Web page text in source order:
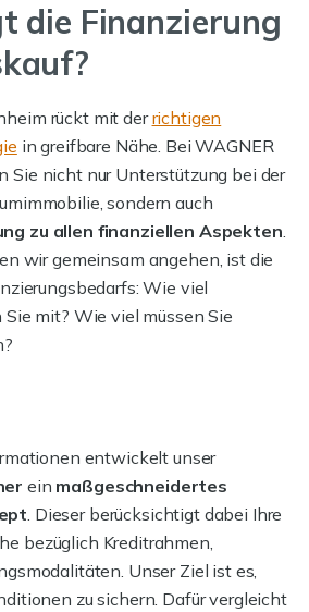
die Finanzierung
rückt mit derrichtigen
in greifbare Nähe. Bei WAGNER
Sie nicht nur Unterstützung bei der
sondern auch
zu allen finanziellen Aspekten.
wir gemeinsam angehen, ist die
Wie viel
mit? Wie viel müssen Sie
entwickelt unser
ein maßgeschneidertes
. Dieser berücksichtigt dabei Ihre
bezüglich Kreditrahmen,
Unser Ziel ist es,
zu sichern. Dafür vergleicht